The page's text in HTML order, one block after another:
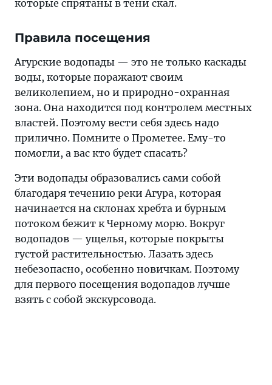
которые спрятаны в тени скал.
Правила посещения
Агурские водопады — это не только каскады
воды, которые поражают своим
великолепием, но и природно-охранная
зона. Она находится под контролем местных
властей. Поэтому вести себя здесь надо
прилично. Помните о Прометее. Ему-то
помогли, а вас кто будет спасать?
Эти водопады образовались сами собой
благодаря течению реки Агура, которая
начинается на склонах хребта и бурным
потоком бежит к Черному морю. Вокруг
водопадов — ущелья, которые покрыты
густой растительностью. Лазать здесь
небезопасно, особенно новичкам. Поэтому
для первого посещения водопадов лучше
взять с собой экскурсовода.